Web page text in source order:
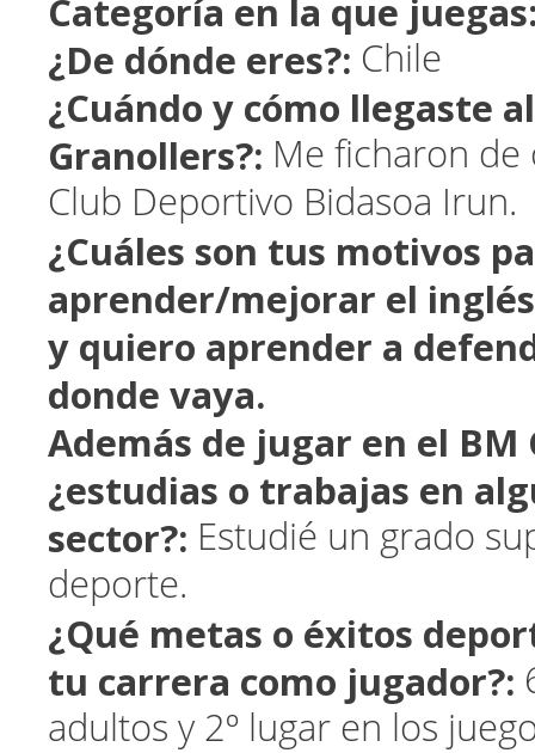
Categoría en la que
¿De dónde eres?: Chile
¿Cuándo y cómo llegaste
Granollers?: Me ficharon
Club Deportivo Bidasoa Irun.
¿Cuáles son tus motivos
aprender/mejorar el
y quiero aprender a
donde vaya.
Además de jugar en el BM
¿estudias o trabajas en
sector?: Estudié un grado
deporte.
¿Qué metas o éxitos
tu carrera como jugador?:
adultos y 2º lugar en los